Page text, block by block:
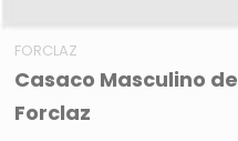
FORCLAZ
Casaco Masculino
Forclaz